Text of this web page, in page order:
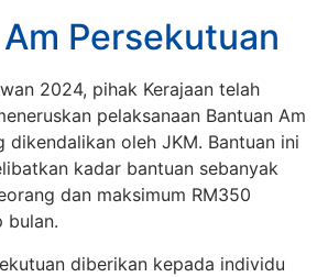
Persekutuan
2024, pihak Kerajaan telah
pelaksanaan Bantuan Am
dikendalikan oleh JKM. Bantuan ini
kadar bantuan sebanyak
dan maksimum RM350
bulan.
diberikan kepada individu